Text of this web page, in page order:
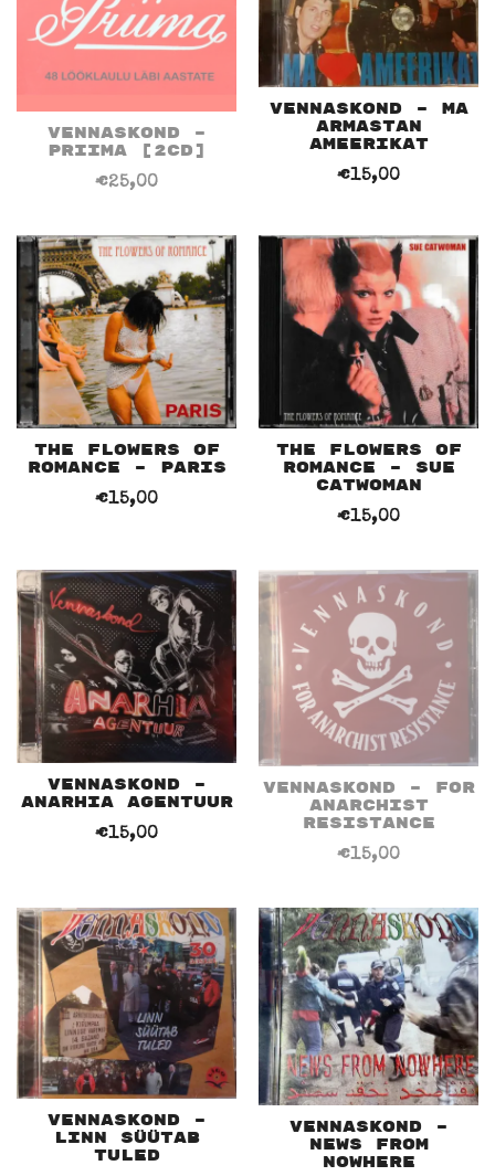
Vennaskond –
Priima [2CD]
€25,00
Vennaskond – Ma
Armastan
Ameerikat
€15,00
The Flowers Of
Romance – Paris
€15,00
The Flowers Of
Romance – Sue
Catwoman
€15,00
Vennaskond –
Anarhia Agentuur
€15,00
Vennaskond – For
Anarchist
Resistance
€15,00
Vennaskond –
Linn Süütab
Tuled
Vennaskond –
News from
Nowhere